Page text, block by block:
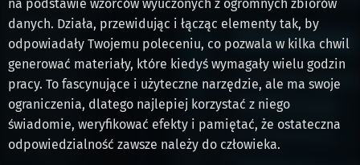
na podstawie wzorców wyuczonych z ogromnych zbiorów
danych. Działa, przewidując i łącząc elementy tak, by
odpowiadały Twojemu poleceniu, co pozwala w kilka chwil
generować materiały, które kiedyś wymagały wielu godzin
pracy. To fascynujące i użyteczne narzędzie, ale ma swoje
ograniczenia, dlatego najlepiej korzystać z niego
świadomie, weryfikować efekty i pamiętać, że ostateczna
odpowiedzialność zawsze należy do człowieka.